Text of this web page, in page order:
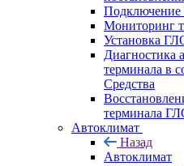
Мониторинг
Установка
терминала в
Средства
терминала
Автоклимат
Назад
Автоклимат